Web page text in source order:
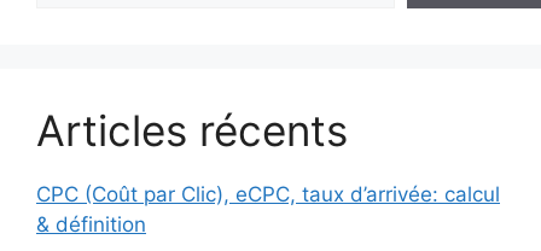
Articles récents
CPC (Coût par Clic), eCPC, taux d’arrivée: calcul
& définition